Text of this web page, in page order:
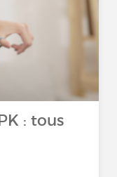
: tous